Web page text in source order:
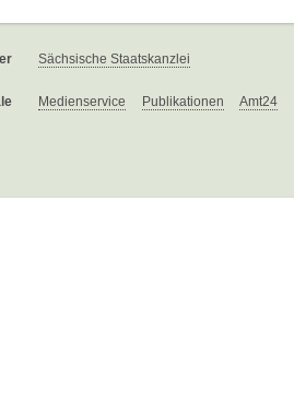
Sächsische Staatskanzlei
Medienservice Publikationen Amt24